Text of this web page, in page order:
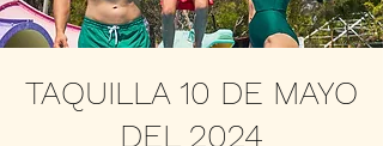
TAQUILLA 10 DE MAYO
DEL 2024